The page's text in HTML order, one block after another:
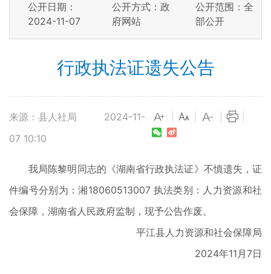
公开日期：
2024-11-07
公开方式：政
府网站
公开范围：全
部公开
行政执法证遗失公告
来源：县人社局
2024-11-
07 10:10
我局陈黎明同志的《湖南省行政执法证》不慎遗失，证
件编号分别为：湘18060513007 执法类别：人力资源和社
会保障，湖南省人民政府监制，现予公告作废。
平江县人力资源和社会保障局
2024年11月7日